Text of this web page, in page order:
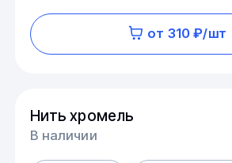
от 310 ₽/шт
Нить хромель
В наличии